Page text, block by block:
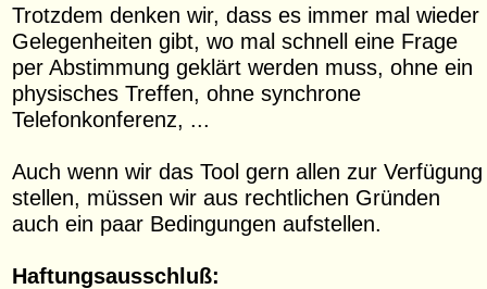
Trotzdem denken wir, dass es immer mal wieder
Gelegenheiten gibt, wo mal schnell eine Frage
per Abstimmung geklärt werden muss, ohne ein
physisches Treffen, ohne synchrone
Telefonkonferenz, ...
Auch wenn wir das Tool gern allen zur Verfügung
stellen, müssen wir aus rechtlichen Gründen
auch ein paar Bedingungen aufstellen.
Haftungsausschluß: